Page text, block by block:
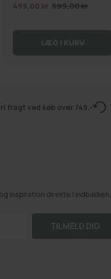
499,00 kr 599,00 kr
LÆG I KURV
fragt ved køb over 749,-
inspiration direkte i indbakken.
TILMELD DIG